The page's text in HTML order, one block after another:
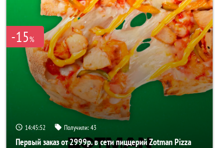
-15%
14:45:51 Получили:43
Первый заказ от 2999р. в сети пиццерий Zotman Pizza